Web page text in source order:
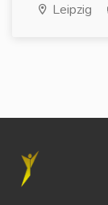
Leipzig